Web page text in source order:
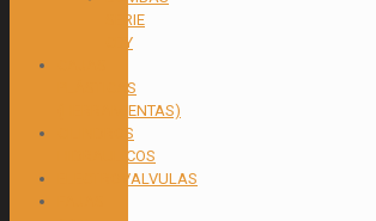
SERIE
CBY
PLÁSTICAS
(HERRAMIENTAS)
CILINDROS
HIDRAULICOS
ELECTROVALVULAS